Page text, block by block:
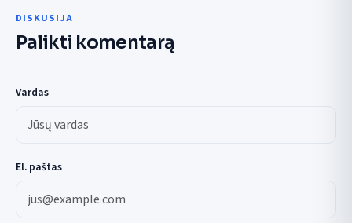
DISKUSIJA
Palikti komentarą
Vardas
El. paštas